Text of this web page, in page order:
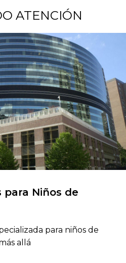
ATENCIÓN
para Niños de
para niños de
allá